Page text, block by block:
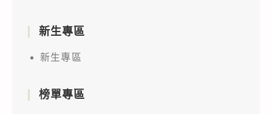
新生專區
新生專區
榜單專區